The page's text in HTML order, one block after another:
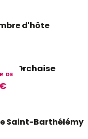
d'hôte
DE
€
d'Orchaise
Saint-Barthélémy